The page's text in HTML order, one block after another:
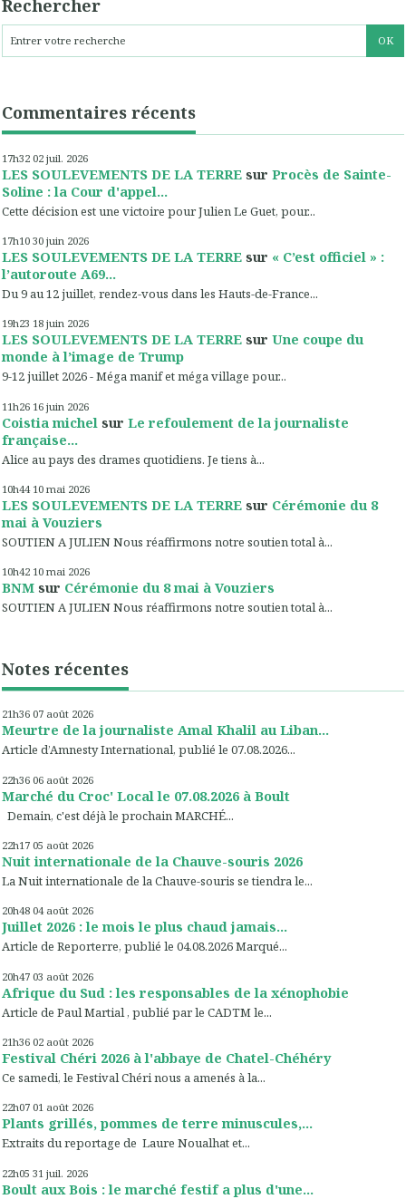
Rechercher
Commentaires récents
17h32 02 juil. 2026
LES SOULEVEMENTS DE LA TERRE sur Procès de Sainte-
Soline : la Cour d'appel...
Cette décision est une victoire pour Julien Le Guet, pour...
17h10 30 juin 2026
LES SOULEVEMENTS DE LA TERRE sur « C’est officiel » :
l’autoroute A69...
Du 9 au 12 juillet, rendez-vous dans les Hauts-de-France...
19h23 18 juin 2026
LES SOULEVEMENTS DE LA TERRE sur Une coupe du
monde à l’image de Trump
9-12 juillet 2026 - Méga manif et méga village pour...
11h26 16 juin 2026
Coistia michel sur Le refoulement de la journaliste
française...
Alice au pays des drames quotidiens. Je tiens à...
10h44 10 mai 2026
LES SOULEVEMENTS DE LA TERRE sur Cérémonie du 8
mai à Vouziers
SOUTIEN A JULIEN Nous réaffirmons notre soutien total à...
10h42 10 mai 2026
BNM sur Cérémonie du 8 mai à Vouziers
SOUTIEN A JULIEN Nous réaffirmons notre soutien total à...
Notes récentes
21h36 07 août 2026
Meurtre de la journaliste Amal Khalil au Liban...
Article d’Amnesty International, publié le 07.08.2026...
22h36 06 août 2026
Marché du Croc' Local le 07.08.2026 à Boult
Demain, c'est déjà le prochain MARCHÉ...
22h17 05 août 2026
Nuit internationale de la Chauve-souris 2026
La Nuit internationale de la Chauve-souris se tiendra le...
20h48 04 août 2026
Juillet 2026 : le mois le plus chaud jamais...
Article de Reporterre, publié le 04.08.2026 Marqué...
20h47 03 août 2026
Afrique du Sud : les responsables de la xénophobie
Article de Paul Martial , publié par le CADTM le...
21h36 02 août 2026
Festival Chéri 2026 à l'abbaye de Chatel-Chéhéry
Ce samedi, le Festival Chéri nous a amenés à la...
22h07 01 août 2026
Plants grillés, pommes de terre minuscules,...
Extraits du reportage de Laure Noualhat et...
22h05 31 juil. 2026
Boult aux Bois : le marché festif a plus d'une...